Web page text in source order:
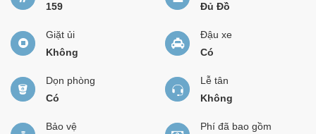
159
Đủ Đồ
Giặt ủi
Không
Đậu xe
Có
Dọn phòng
Có
Lễ tân
Không
Bảo vệ
Phí đã bao gồm